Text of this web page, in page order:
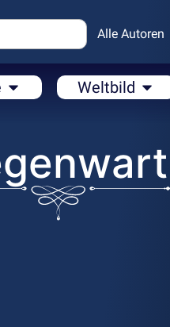
Alle Autoren
Weltbild